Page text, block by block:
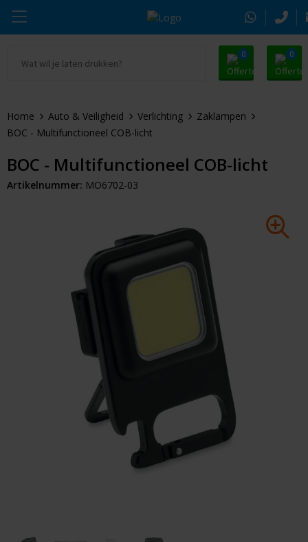
0 0
Drinkwaren
Tassen & Reizen
Beurs & Event
Sleutelhangers & Tools
Huis & Lifestyle
Outdoor & Vrije Tijd
Auto & Veiligheid
Gezondheid & Verzorging
Alle promosnoepje
Zomer
Kerst
Alle geefmomenten
Thule
Alle merken
Home Auto & Veiligheid Verlichting
Zaklampen
BOC - Multifunctioneel COB-licht
BOC - Multifunctioneel COB-licht
Artikelnummer: MO6702-03